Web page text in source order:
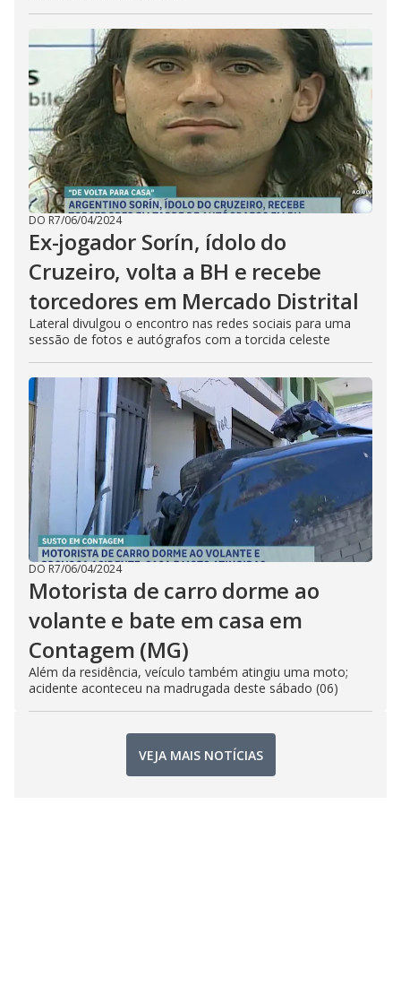
DO R7/06/04/2024
Ex-jogador Sorín, ídolo do
Cruzeiro, volta a BH e recebe
torcedores em Mercado Distrital
Lateral divulgou o encontro nas redes sociais para uma
sessão de fotos e autógrafos com a torcida celeste
DO R7/06/04/2024
Motorista de carro dorme ao
volante e bate em casa em
Contagem (MG)
Além da residência, veículo também atingiu uma moto;
acidente aconteceu na madrugada deste sábado (06)
VEJA MAIS NOTÍCIAS